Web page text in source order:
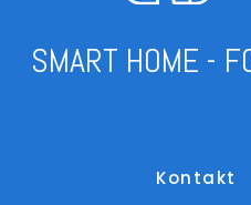
SMART HOME -
Kontakt